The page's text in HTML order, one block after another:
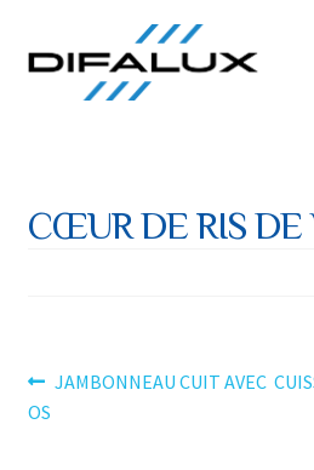
à
au
contenu
PRODUITS
CONTACT
CŒUR DE RIS DE
Navigation
de
Article
JAMBONNEAU CUIT AVEC
OS